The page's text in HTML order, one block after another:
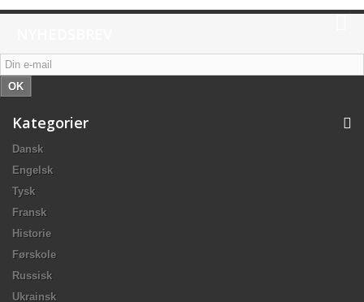
OK
Kategorier
Dansk
Engelsk
Tysk
Fransk
Historie
Førskole
Russisk
Ukrainsk